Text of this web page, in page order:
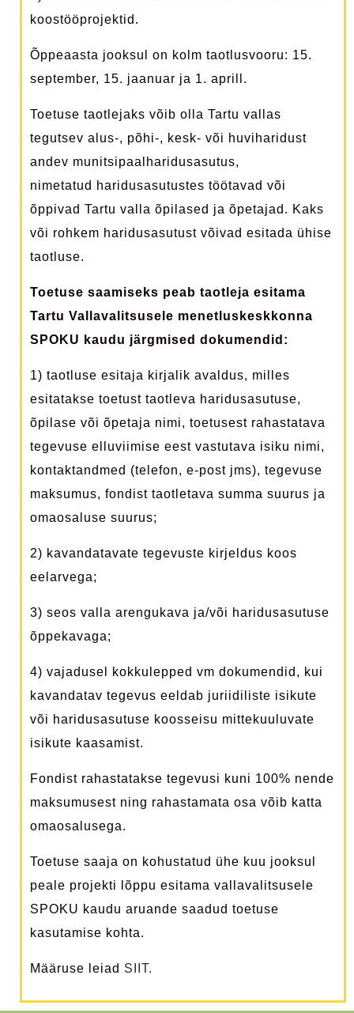
koostööprojektid.
Õppeaasta jooksul on kolm taotlusvooru: 15.
september, 15. jaanuar ja 1. aprill.
Toetuse taotlejaks võib olla Tartu vallas
tegutsev alus-, põhi-, kesk- või huviharidust
andev munitsipaalharidusasutus,
nimetatud haridusasutustes töötavad või
õppivad Tartu valla õpilased ja õpetajad. Kaks
või rohkem haridusasutust võivad esitada ühise
taotluse.
Toetuse saamiseks peab taotleja esitama
Tartu Vallavalitsusele menetluskeskkonna
SPOKU kaudu järgmised dokumendid:
1) taotluse esitaja kirjalik avaldus, milles
esitatakse toetust taotleva haridusasutuse,
õpilase või õpetaja nimi, toetusest rahastatava
tegevuse elluviimise eest vastutava isiku nimi,
kontaktandmed (telefon, e-post jms), tegevuse
maksumus, fondist taotletava summa suurus ja
omaosaluse suurus;
2) kavandatavate tegevuste kirjeldus koos
eelarvega;
3) seos valla arengukava ja/või haridusasutuse
õppekavaga;
4) vajadusel kokkulepped vm dokumendid, kui
kavandatav tegevus eeldab juriidiliste isikute
või haridusasutuse koosseisu mittekuuluvate
isikute kaasamist.
Fondist rahastatakse tegevusi kuni 100% nende
maksumusest ning rahastamata osa võib katta
omaosalusega.
Toetuse saaja on kohustatud ühe kuu jooksul
peale projekti lõppu esitama vallavalitsusele
SPOKU kaudu aruande saadud toetuse
kasutamise kohta.
Määruse leiad SIIT.